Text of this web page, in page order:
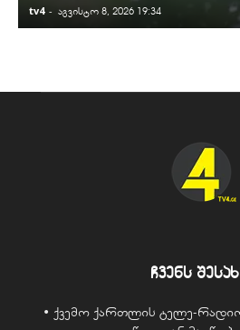
tv4 - აგვისტო 8, 2026 19:34
ჩვენს
• ქვემო ქართლის ტელე-რადიო